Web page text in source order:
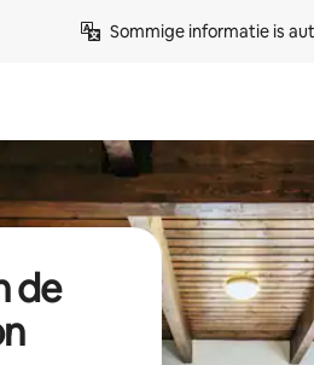
Sommige informatie is
de